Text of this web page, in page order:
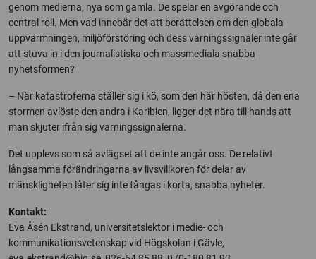
genom medierna, nya som gamla. De spelar en avgörande och
central roll. Men vad innebär det att berättelsen om den globala
uppvärmningen, miljöförstöring och dess varningssignaler inte går
att stuva in i den journalistiska och massmediala snabba
nyhetsformen?
– När katastroferna ställer sig i kö, som den här hösten, då den ena
stormen avlöste den andra i Karibien, ligger det nära till hands att
man skjuter ifrån sig varningssignalerna.
Det upplevs som så avlägset att de inte angår oss. De relativt
långsamma förändringarna av livsvillkoren för delar av
mänskligheten låter sig inte fångas i korta, snabba nyheter.
Kontakt:
Eva Åsén Ekstrand, universitetslektor i medie- och
kommunikationsvetenskap vid Högskolan i Gävle,